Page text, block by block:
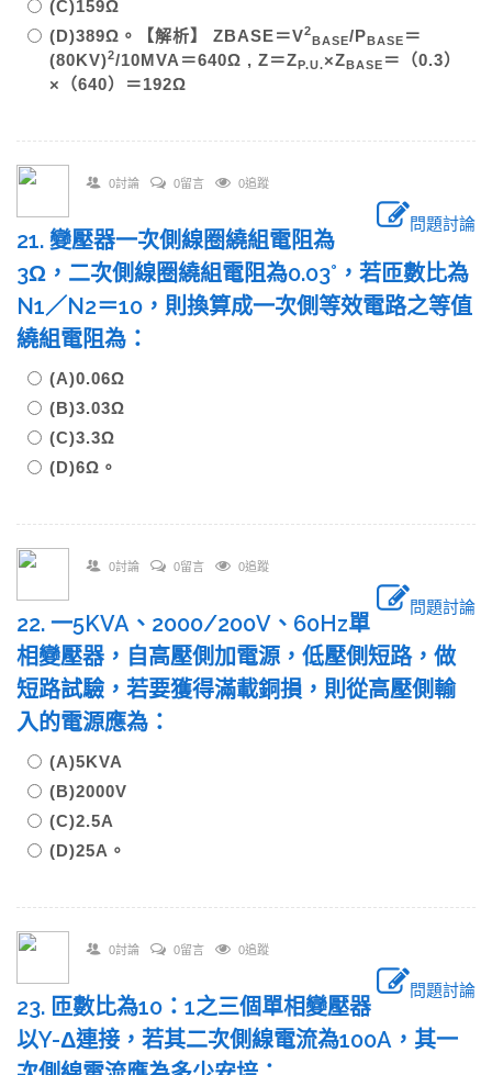
(C)159Ω
(D)389Ω。【解析】 ZBASE＝V2
BASE/PBASE ＝
(80KV)2/10MVA＝640Ω , Z＝ZP.U.×ZBASE ＝（0.3）
×（640）＝192Ω
0討論 0留言 0追蹤
問題討論
21. 變壓器一次側線圈繞組電阻為
3Ω，二次側線圈繞組電阻為0.03°，若匝數比為
N1／N2＝10，則換算成一次側等效電路之等值
繞組電阻為：
(A)0.06Ω
(B)3.03Ω
(C)3.3Ω
(D)6Ω。
0討論 0留言 0追蹤
問題討論
22. 一5KVA、2000/200V、60Hz單
相變壓器，自高壓側加電源，低壓側短路，做
短路試驗，若要獲得滿載銅損，則從高壓側輸
入的電源應為：
(A)5KVA
(B)2000V
(C)2.5A
(D)25A。
0討論 0留言 0追蹤
問題討論
23. 匝數比為10：1之三個單相變壓器
以Y-Δ連接，若其二次側線電流為100A，其一